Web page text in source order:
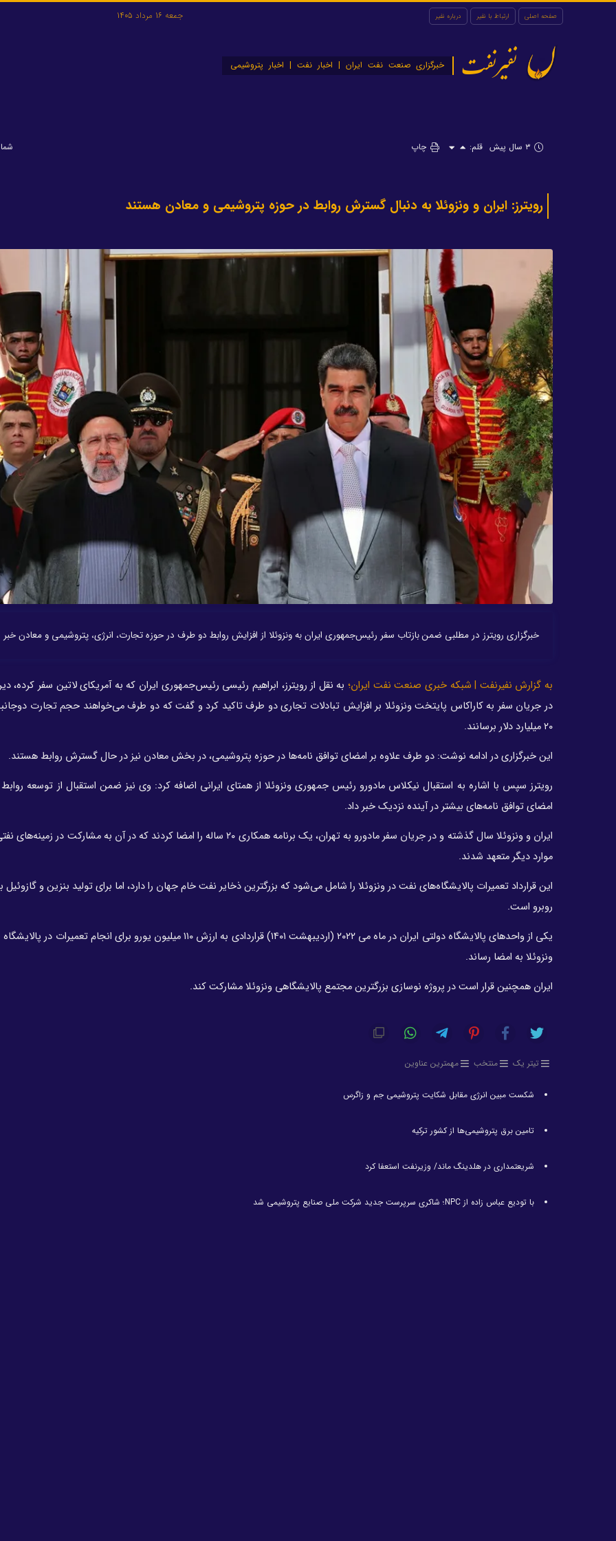
صفحه اصلی ارتباط با نفیر درباره نفیر جمعه 16 مرداد 1405
نفیرنفت خبرگزاری صنعت نفت ایران | اخبار نفت | اخبار پتروشیمی
۳ سال پیش قلم: چاپ
رویترز: ایران و ونزوئلا به دنبال گسترش روابط در حوزه پتروشیمی و معادن هستند
خبرگزاری رویترز در مطلبی ضمن بازتاب سفر رئیس‌جمهوری ایران به ونزوئلا از افزایش روابط دو طرف در حوزه تجارت، انرژی، پتروشیمی و معادن خبر
به گزارش نفیرنفت | شبکه خبری صنعت نفت ایران؛ به نقل از رویترز، ابراهیم رئیسی رئیس‌جمهوری ایران که به آمریکای لاتین سفر کرده،
۲۰ میلیارد دلار برسانند.
این خبرگزاری در ادامه نوشت: دو طرف علاوه بر امضای توافق نامه‌ها در حوزه پتروشیمی، در بخش معادن نیز در حال گسترش روابط هستند.
رویترز سپس با اشاره به استقبال نیکلاس مادورو رئیس جمهوری ونزوئلا از همتای ایرانی اضافه کرد: وی نیز ضمن استقبال از توسعه روابط
امضای توافق نامه‌های بیشتر در آینده نزدیک خبر داد.
ایران و ونزوئلا سال گذشته و در جریان سفر مادورو به تهران، یک برنامه همکاری ۲۰ ساله را امضا کردند که در آن به مشارکت
موارد دیگر متعهد شدند.
این قرارداد تعمیرات پالایشگاه‌های نفت در ونزوئلا را شامل می‌شود که بزرگترین ذخایر نفت خام جهان را دارد، اما برای تولید بنزین و
روبرو است.
یکی از واحدهای پالایشگاه دولتی ایران در ماه می ۲۰۲۲ (اردیبهشت ۱۴۰۱) قراردادی به ارزش ۱۱۰ میلیون یورو برای انجام
ونزوئلا به امضا رساند.
ایران همچنین قرار است در پروژه نوسازی بزرگترین مجتمع پالایشگاهی ونزوئلا مشارکت کند.
تیتر یک منتخب مهمترین عناوین
شکست مبین انرژی مقابل شکایت پتروشیمی جم و زاگرس
تامین برق پتروشیمی‌ها از کشور ترکیه
شریعتمداری در هلدینگ ماند/ وزیرنفت استعفا کرد
با تودیع عباس زاده از NPC؛ شاکری سرپرست جدید شرکت ملی صنایع پتروشیمی شد